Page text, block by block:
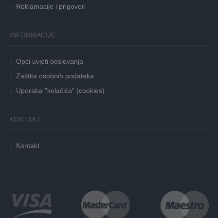
Reklamacije i prigovori
INFORMACIJE
Opći uvjeti poslovanja
Zaštita osobnih podataka
Uporaba "kolačića" (cookies)
KONTAKT
Kontakt